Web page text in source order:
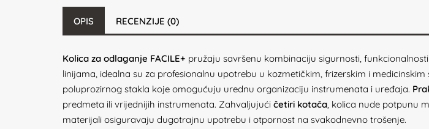
OPIS RECENZIJE (0)
Kolica za odlaganje FACILE+ pružaju savršenu kombinaciju sigurnosti,
linijama, idealna su za profesionalnu upotrebu u kozmetičkim, frizerskim i medicinskim
poluprozirnog stakla koje omogućuju urednu organizaciju instrumenata i uređaja.
predmeta ili vrijednijih instrumenata. Zahvaljujući četiri kotača, kolica nude potpunu
materijali osiguravaju dugotrajnu upotrebu i otpornost na svakodnevno trošenje.